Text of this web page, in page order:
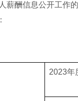
酬信息公开工作
2023年